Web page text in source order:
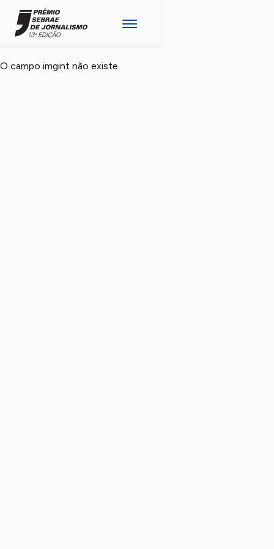
O campo imgint não existe.